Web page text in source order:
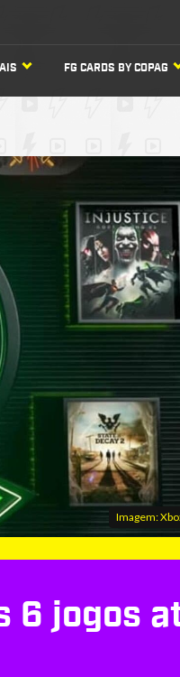
FG CARDS BY COPAG
Imagem:
6 jogos